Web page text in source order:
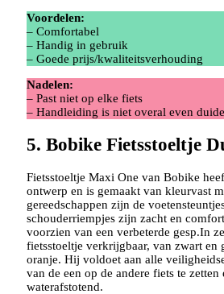
Voordelen:
– Comfortabel
– Handig in gebruik
– Goede prijs/kwaliteitsverhouding
Nadelen:
– Past niet op elke fiets
– Handleiding is niet overal even
5. Bobike Fietsstoeltje
Fietsstoeltje Maxi One van Bobike
ontwerp en is gemaakt van kleurvast
gereedschappen zijn de
schouderriempjes zijn zacht en
voorzien van een verbeterde gesp.In
fietsstoeltje verkrijgbaar, van zwart en
oranje. Hij voldoet aan alle
van de een op de andere fiets te
waterafstotend.